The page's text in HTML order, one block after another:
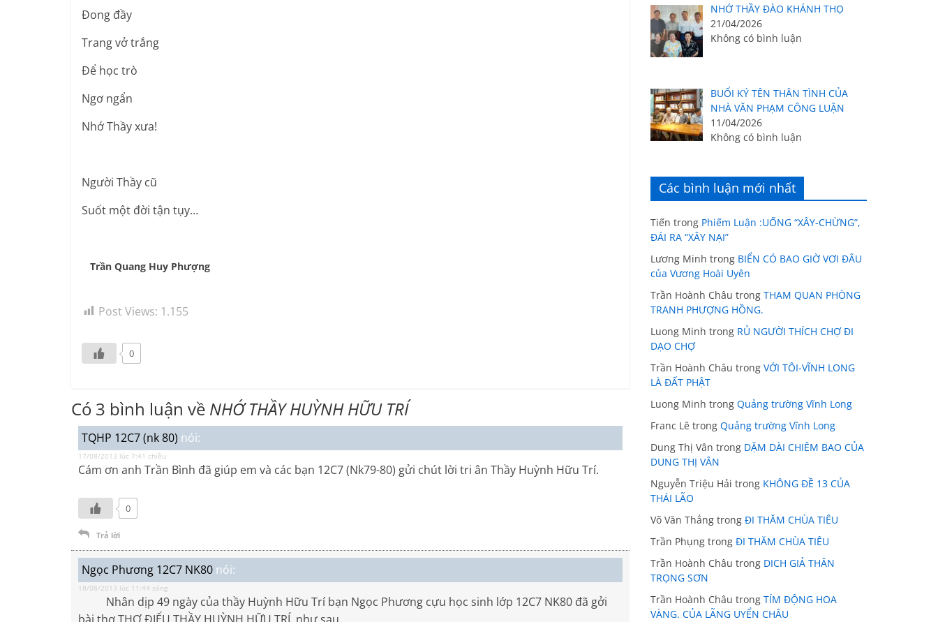
Đong đầy
Trang vở trắng
Để học trò
Ngơ ngẩn
Nhớ Thầy xưa!
Người Thầy cũ
Suốt một đời tận tụy…
Trần Quang Huy Phượng
Post Views: 1.155
0
Có 3 bình luận về NHỚ THẦY HUỲNH HỮU TRÍ
TQHP 12C7 (nk 80) nói:
17/08/2013 lúc 7:41 chiều
Cám ơn anh Trần Bình đã giúp em và các bạn 12C7 (Nk79-80) gửi chút lời tri ân Thầy Huỳnh Hữu Trí.
0
Trả lời
Ngọc Phương 12C7 NK80 nói:
18/08/2013 lúc 11:44 sáng
Nhân dịp 49 ngày của thầy Huỳnh Hữu Trí bạn Ngọc Phương cựu học sinh lớp 12C7 NK80 đã gởi
NHỚ THẦY ĐÀO KHÁNH THỌ
21/04/2026
Không có bình luận
BUỔI KÝ TÊN THÂN TÌNH CỦA
NHÀ VĂN PHẠM CÔNG LUẬN
11/04/2026
Không có bình luận
Các bình luận mới nhất
Tiến trong Phiếm Luận :UỐNG “XÂY-CHỪNG”,
ĐÁI RA “XÂY NẠI”
Lương Minh trong BIỂN CÓ BAO GIỜ VƠI ĐÂU
của Vương Hoài Uyên
Trần Hoành Châu trong THAM QUAN PHÒNG
TRANH PHƯỢNG HỒNG.
Luong Minh trong RỦ NGƯỜI THÍCH CHỢ ĐI
DẠO CHỢ
Trần Hoành Châu trong VỚI TÔI-VĨNH LONG
LÀ ĐẤT PHẬT
Luong Minh trong Quảng trường Vĩnh Long
Franc Lê trong Quảng trường Vĩnh Long
Dung Thị Vân trong DẶM DÀI CHIÊM BAO CỦA
DUNG THỊ VÂN
Nguyễn Triệu Hải trong KHÔNG ĐỀ 13 CỦA
THÁI LÃO
Võ Văn Thắng trong ĐI THĂM CHÙA TIÊU
Trần Phụng trong ĐI THĂM CHÙA TIÊU
Trần Hoành Châu trong DICH GIẢ THÂN
TRỌNG SƠN
Trần Hoành Châu trong TÍM ĐỘNG HOA
VÀNG. CỦA LÃNG UYỂN CHÂU